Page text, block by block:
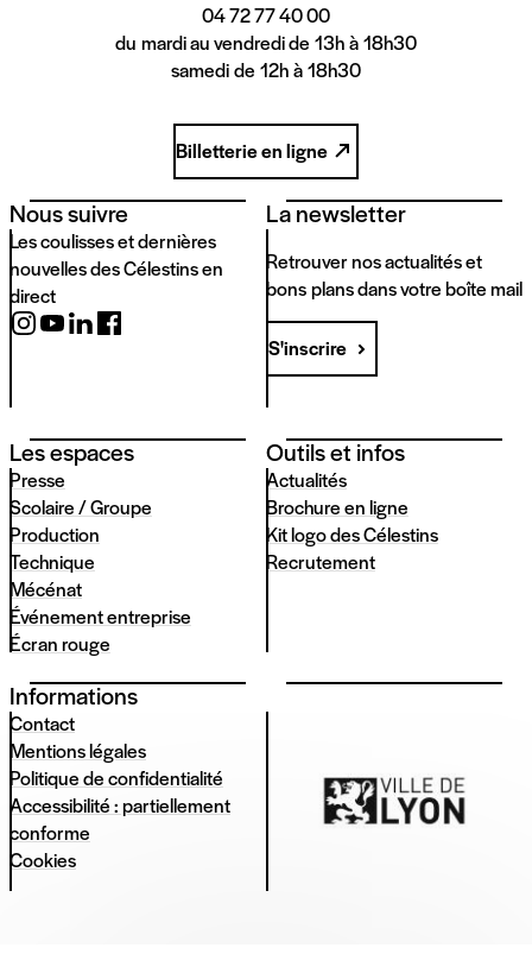
04 72 77 40 00
du mardi au vendredi de 13h à 18h30
samedi de 12h à 18h30
Billetterie en ligne
Nous suivre
Les coulisses et dernières
nouvelles des Célestins en
direct
La newsletter
Retrouver nos actualités et
bons plans dans votre boîte mail
S'inscrire
Les espaces
Presse
Scolaire / Groupe
Production
Technique
Mécénat
Événement entreprise
Écran rouge
Outils et infos
Actualités
Brochure en ligne
Kit logo des Célestins
Recrutement
Informations
Contact
Mentions légales
Politique de confidentialité
Accessibilité : partiellement
conforme
Cookies